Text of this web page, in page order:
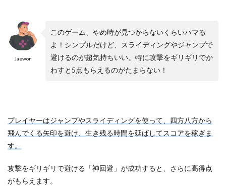
Jaewon
このゲーム、やめ時が見つからないくらいハマる
よ！シンプルだけど、スライディングやジャンプで
避けるのが超気持ちいい。特に攻撃をギリギリでか
わすと5点もらえるのがたまらない！
プレイヤーはジャンプやスライディングを使って、四方八方から
飛んでくる矢印を避け、生き残る時間を延ばしてスコアを稼ぎま
す。
攻撃をギリギリで避ける「神回避」が成功すると、さらに高得点
がもらえます。